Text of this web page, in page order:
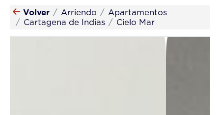
Volver Arriendo
Apartamentos
Cartagena de Indias
Cielo Mar